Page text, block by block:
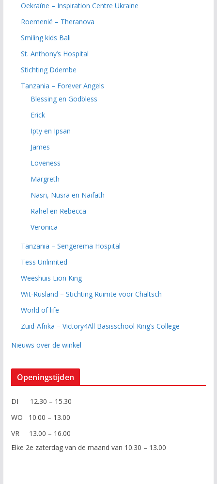
Oekraïne – Inspiration Centre Ukraine
Roemenië – Theranova
Smiling kids Bali
St. Anthony’s Hospital
Stichting Ddembe
Tanzania – Forever Angels
Blessing en Godbless
Erick
Ipty en Ipsan
James
Loveness
Margreth
Nasri, Nusra en Naifath
Rahel en Rebecca
Veronica
Tanzania – Sengerema Hospital
Tess Unlimited
Weeshuis Lion King
Wit-Rusland – Stichting Ruimte voor Chaltsch
World of life
Zuid-Afrika – Victory4All Basisschool King’s College
Nieuws over de winkel
Openingstijden
DI 12.30 – 15.30
WO 10.00 – 13.00
VR 13.00 – 16.00
Elke 2e zaterdag van de maand van 10.30 – 13.00